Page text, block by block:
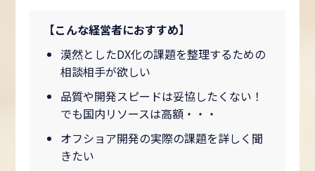
【こんな経営者におすすめ】
漠然としたDX化の課題を整理するための
相談相手が欲しい
品質や開発スピードは妥協したくない！
でも国内リソースは高額・・・
オフショア開発の実際の課題を詳しく聞
きたい